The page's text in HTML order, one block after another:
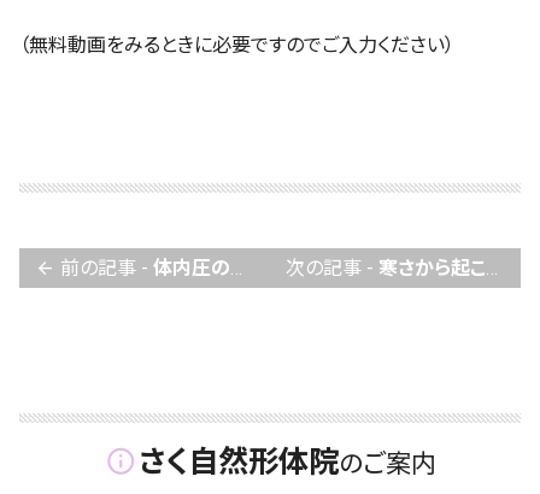
（無料動画をみるときに必要ですのでご入力ください）
arrow_back 前の記事 - 体内圧の影響 次の記事 - 寒さから起こる症状「水分不足」が原因
info_outline さく自然形体院のご案内